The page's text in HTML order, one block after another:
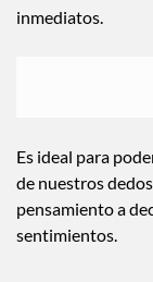
solo te toma unos
Es ideal para
de nuestros
pensamiento a